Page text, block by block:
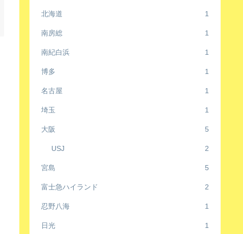
北海道 1
南房総 1
南紀白浜 1
博多 1
名古屋 1
埼玉 1
大阪 5
USJ 2
宮島 5
富士急ハイランド 2
忍野八海 1
日光 1